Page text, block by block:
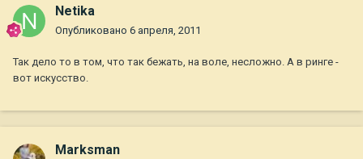
Netika
Опубликовано 6 апреля, 2011
Так дело то в том, что так бежать, на воле, несложно. А в ринге -
вот искусство.
Marksman